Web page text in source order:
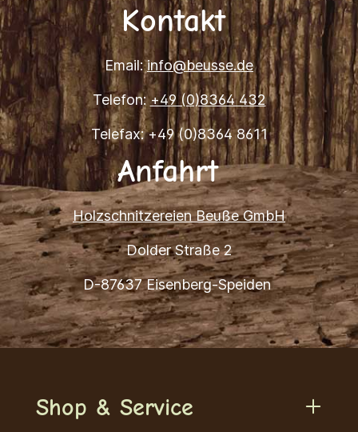
Kontakt
Email:info@beusse.de
Telefon:+49 (0)8364 432
Telefax: +49 (0)8364 8611
Anfahrt
Holzschnitzereien Beuße GmbH
Dolder Straße 2
D-87637 Eisenberg-Speiden
Shop & Service